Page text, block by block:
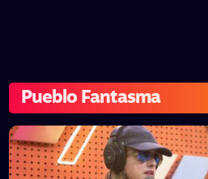
Pueblo Fantasma